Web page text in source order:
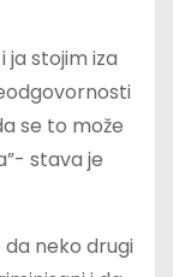
ja stojim iza
se to može
stava je
neko drugi